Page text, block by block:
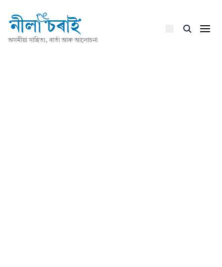
অসমীয়া সাহিত্য, বাৰ্তা আৰু আলোচনা